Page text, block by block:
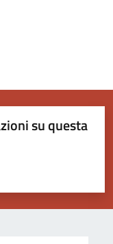
su questa